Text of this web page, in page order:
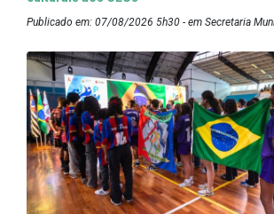
Publicado em: 07/08/2026 5h30 - em Secretaria